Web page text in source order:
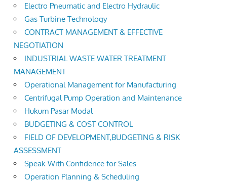
Electro Pneumatic and Electro Hydraulic
Gas Turbine Technology
CONTRACT MANAGEMENT & EFFECTIVE
NEGOTIATION
INDUSTRIAL WASTE WATER TREATMENT
MANAGEMENT
Operational Management for Manufacturing
Centrifugal Pump Operation and Maintenance
Hukum Pasar Modal
BUDGETING & COST CONTROL
FIELD OF DEVELOPMENT,BUDGETING & RISK
ASSESSMENT
Speak With Confidence for Sales
Operation Planning & Scheduling